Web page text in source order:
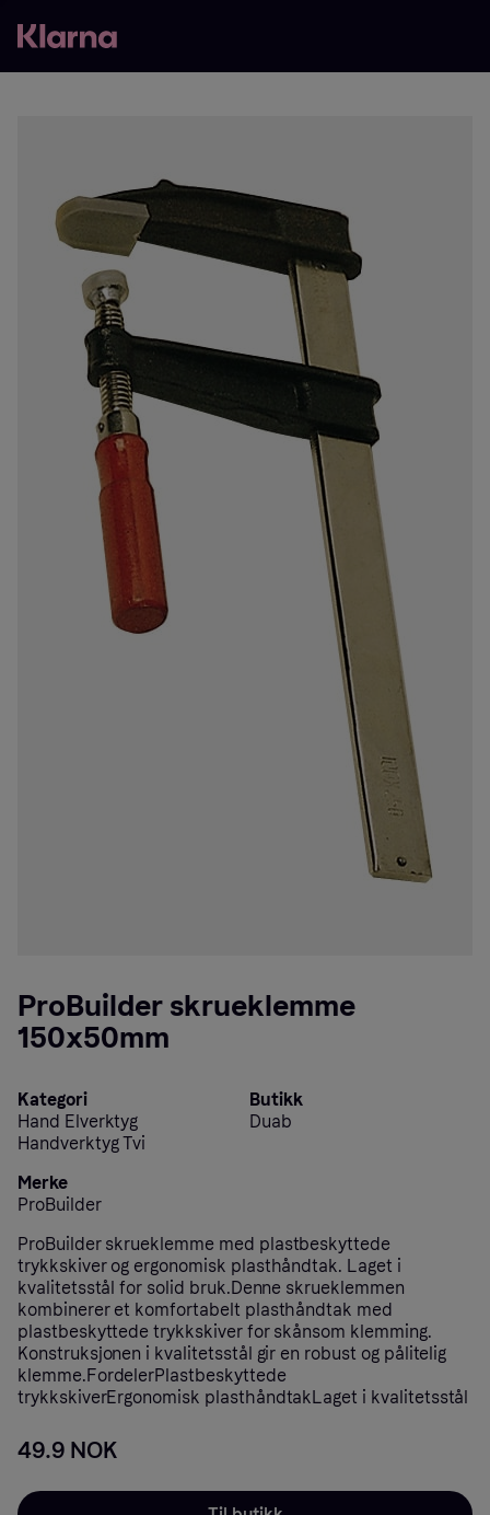
ProBuilder skrueklemme
150x50mm
Kategori
Hand Elverktyg
Handverktyg Tvi
Butikk
Duab
Merke
ProBuilder
ProBuilder skrueklemme med plastbeskyttede
trykkskiver og ergonomisk plasthåndtak. Laget i
kvalitetsstål for solid bruk.Denne skrueklemmen
kombinerer et komfortabelt plasthåndtak med
plastbeskyttede trykkskiver for skånsom klemming.
Konstruksjonen i kvalitetsstål gir en robust og pålitelig
klemme.FordelerPlastbeskyttede
trykkskiverErgonomisk plasthåndtakLaget i kvalitetsstål
49.9 NOK